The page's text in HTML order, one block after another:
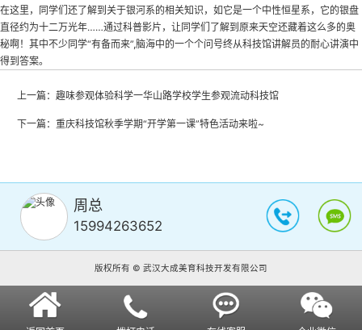
在这里，同学们还了解到关于银河系的相关知识，如它是一个中性恒星系，它的银盘
直径约为十二万光年……通过科普影片，让同学们了解到原来天空还藏着这么多的奥
秘啊！其中不少同学“有备而来”,脑海中的一个个问号终从科技馆讲解员的耐心讲演中
得到答案。
上一篇： 趣味参观体验科学一华山路学校学生参观流动科技馆
下一篇： 重庆科技馆秋季学期“开学第一课”特色活动来啦~
周总
15994263652
版权所有 © 武汉大成美育科技开发有限公司